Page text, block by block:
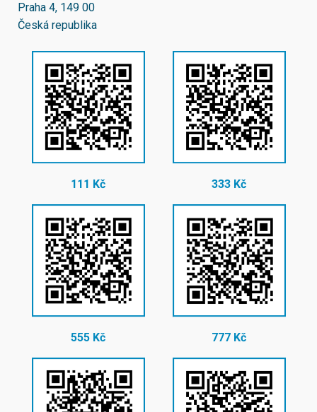
Praha 4, 149 00
Česká republika
111 Kč 333 Kč
555 Kč 777 Kč